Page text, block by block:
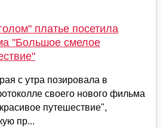
платье посетила
"Большое смелое
с утра позировала в
своего нового фильма
путешествие",
пр...